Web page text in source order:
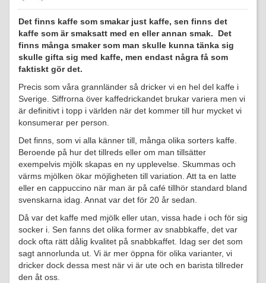
Det finns kaffe som smakar just kaffe, sen finns det
kaffe som är smaksatt med en eller annan smak. Det
finns många smaker som man skulle kunna tänka sig
skulle gifta sig med kaffe, men endast några få som
faktiskt gör det.
Precis som våra grannländer så dricker vi en hel del kaffe i
Sverige. Siffrorna över kaffedrickandet brukar variera men vi
är definitivt i topp i världen när det kommer till hur mycket vi
konsumerar per person.
Det finns, som vi alla känner till, många olika sorters kaffe.
Beroende på hur det tillreds eller om man tillsätter
exempelvis mjölk skapas en ny upplevelse. Skummas och
värms mjölken ökar möjligheten till variation. Att ta en latte
eller en cappuccino när man är på café tillhör standard bland
svenskarna idag. Annat var det för 20 år sedan.
Då var det kaffe med mjölk eller utan, vissa hade i och för sig
socker i. Sen fanns det olika former av snabbkaffe, det var
dock ofta rätt dålig kvalitet på snabbkaffet. Idag ser det som
sagt annorlunda ut. Vi är mer öppna för olika varianter, vi
dricker dock dessa mest när vi är ute och en barista tillreder
den åt oss.